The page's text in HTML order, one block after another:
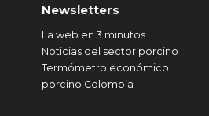
Newsletters
La web en 3 minutos
Noticias del sector porcino
Termómetro económico
porcino Colombia